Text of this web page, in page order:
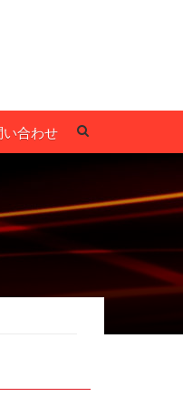
い合わせ